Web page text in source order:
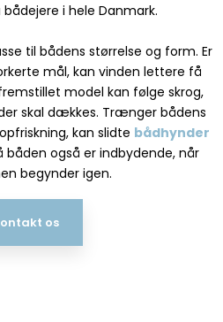
i hele Danmark.
til bådens størrelse og form. Er
mål, kan vinden lettere få
model kan følge skrog,
skal dækkes. Trænger bådens
kan slidte bådhynder
båden også er indbydende, når
begynder igen.
os